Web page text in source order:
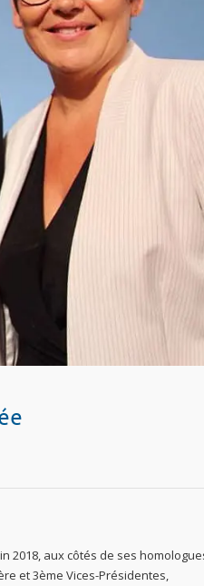
2018, aux côtés de ses
et 3ème Vices-Présidentes,